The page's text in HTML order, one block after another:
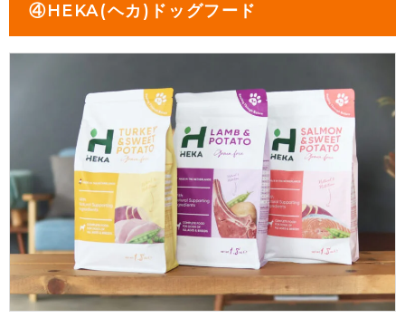
④HEKA(ヘカ)ドッグフード